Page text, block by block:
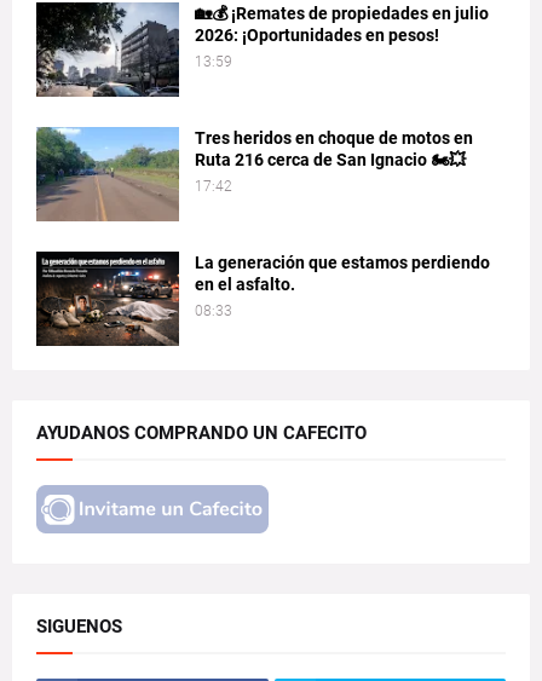
🏡💰 ¡Remates de propiedades en julio
2026: ¡Oportunidades en pesos!
13:59
Tres heridos en choque de motos en
Ruta 216 cerca de San Ignacio 🏍️💥
17:42
La generación que estamos perdiendo
en el asfalto.
08:33
AYUDANOS COMPRANDO UN CAFECITO
SIGUENOS